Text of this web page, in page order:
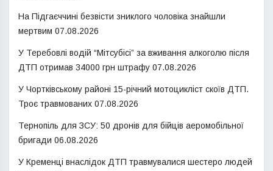
На Підгаєччині безвісти зниклого чоловіка знайшли
мертвим 07.08.2026
У Теребовлі водій “Мітсубісі” за вживання алкоголю після
ДТП отримав 34000 грн штрафу 07.08.2026
У Чортківському районі 15-річний мотоцикліст скоїв ДТП.
Троє травмованих 07.08.2026
Тернопіль для ЗСУ: 50 дронів для бійців аеромобільної
бригади 06.08.2026
У Кременці внаслідок ДТП травмувалися шестеро людей